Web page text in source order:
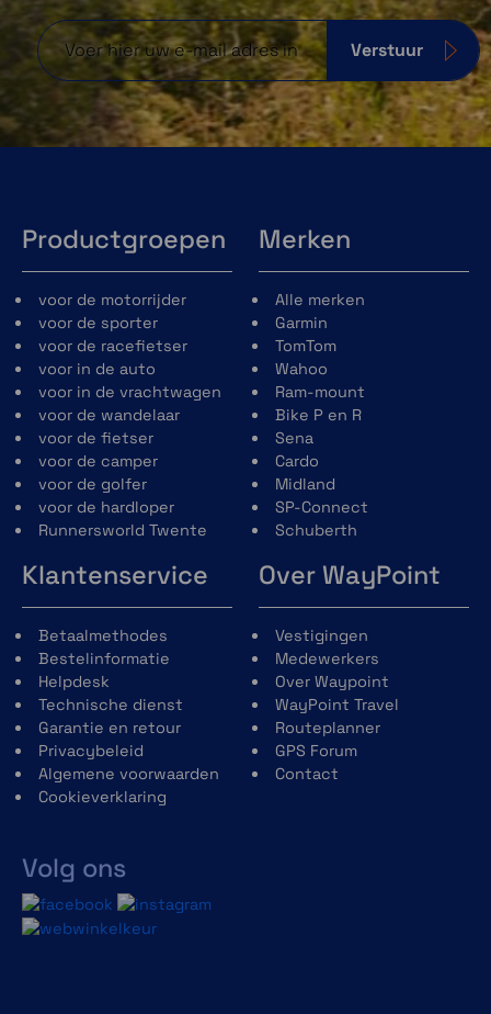
Verstuur
Productgroepen
voor de motorrijder
voor de sporter
voor de racefietser
voor in de auto
voor in de vrachtwagen
voor de wandelaar
voor de fietser
voor de camper
voor de golfer
voor de hardloper
Runnersworld Twente
Merken
Alle merken
Garmin
TomTom
Wahoo
Ram-mount
Bike P en R
Sena
Cardo
Midland
SP-Connect
Schuberth
Klantenservice
Betaalmethodes
Bestelinformatie
Helpdesk
Technische dienst
Garantie en retour
Privacybeleid
Algemene voorwaarden
Cookieverklaring
Volg ons
Over WayPoint
Vestigingen
Medewerkers
Over Waypoint
WayPoint Travel
Routeplanner
GPS Forum
Contact